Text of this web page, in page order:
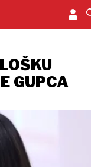
GUPCA